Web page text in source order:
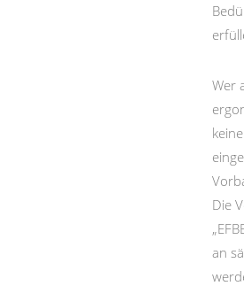
Wer
Die
an